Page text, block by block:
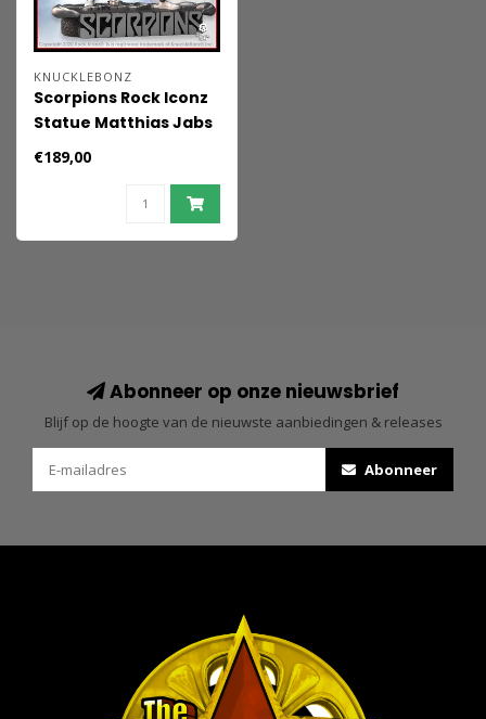
KNUCKLEBONZ
Scorpions Rock Iconz
Statue Matthias Jabs
Limited Edition 22 cm
€189,00
Abonneer op onze nieuwsbrief
Blijf op de hoogte van de nieuwste aanbiedingen & releases
Abonneer